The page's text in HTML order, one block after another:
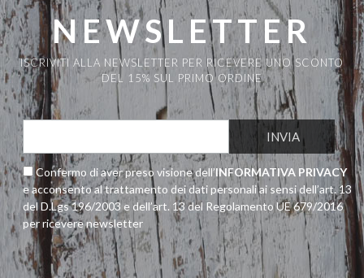
NEWSLETTER
ISCRIVITI ALLA NEWSLETTER PER RICEVERE UNO SCONTO
DEL 15% SUL PRIMO ORDINE
Confermo di aver preso visione dell’INFORMATIVA PRIVACY
e acconsento al trattamento dei dati personali ai sensi dell’art. 13
del D.Lgs 196/2003 e dell’art. 13 del Regolamento UE 679/2016
per ricevere newsletter